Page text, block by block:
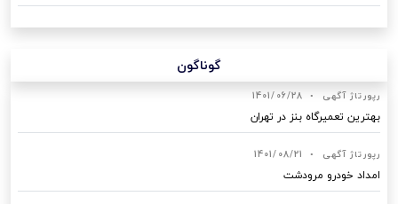
گوناگون
رپورتاژ آگهی •
1401/06/28
بهترین تعمیرگاه بنز در تهران
رپورتاژ آگهی •
1401/08/21
امداد خودرو مرودشت